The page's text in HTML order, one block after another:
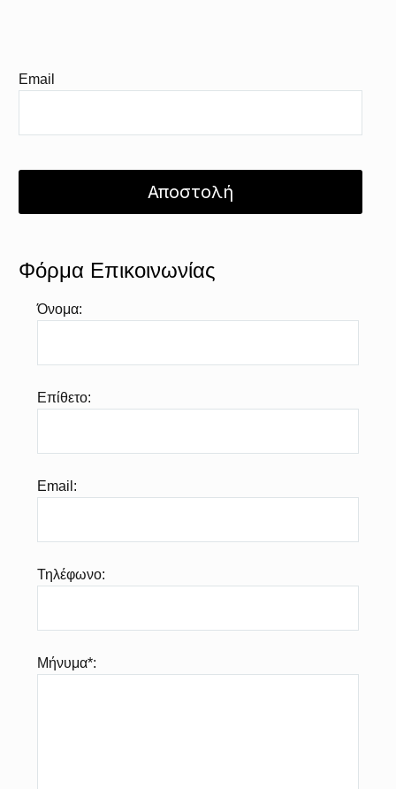
Email
Φόρμα Επικοινωνίας
Όνομα:
Επίθετο:
Email:
Τηλέφωνο:
Μήνυμα*: